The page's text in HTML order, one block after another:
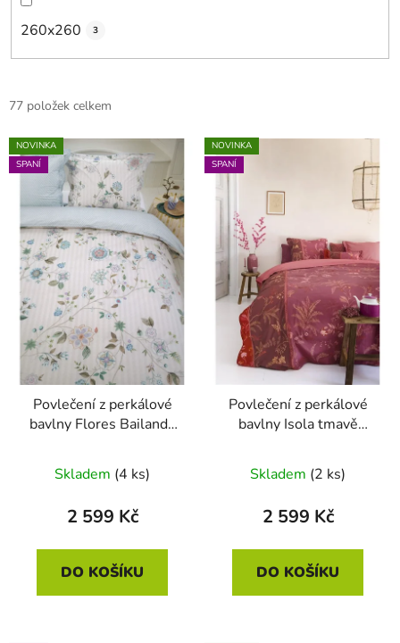
260x260 3
V
p
i
p
o
d
u
ů
77 položek celkem
NOVINKA
SPANÍ
Povlečení z perkálové
bavlny Flores Bailando
70 x 90
Skladem (4 ks)
2 599 Kč
DO KOŠÍKU
NOVINKA
SPANÍ
Povlečení z perkálové
bavlny Isola tmavě
Skladem (2 ks)
2 599 Kč
DO KOŠÍKU